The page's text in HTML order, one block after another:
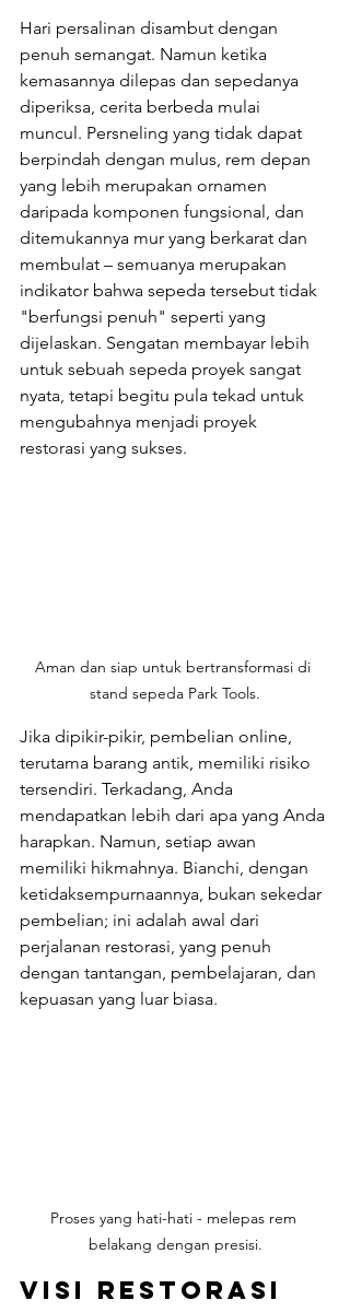
Hari persalinan disambut dengan
penuh semangat. Namun ketika
kemasannya dilepas dan sepedanya
diperiksa, cerita berbeda mulai
muncul. Persneling yang tidak dapat
berpindah dengan mulus, rem depan
yang lebih merupakan ornamen
daripada komponen fungsional, dan
ditemukannya mur yang berkarat dan
membulat – semuanya merupakan
indikator bahwa sepeda tersebut tidak
"berfungsi penuh" seperti yang
dijelaskan. Sengatan membayar lebih
untuk sebuah sepeda proyek sangat
nyata, tetapi begitu pula tekad untuk
mengubahnya menjadi proyek
restorasi yang sukses.
Aman dan siap untuk bertransformasi di
stand sepeda Park Tools.
Jika dipikir-pikir, pembelian online,
terutama barang antik, memiliki risiko
tersendiri. Terkadang, Anda
mendapatkan lebih dari apa yang Anda
harapkan. Namun, setiap awan
memiliki hikmahnya. Bianchi, dengan
ketidaksempurnaannya, bukan sekedar
pembelian; ini adalah awal dari
perjalanan restorasi, yang penuh
dengan tantangan, pembelajaran, dan
kepuasan yang luar biasa.
Proses yang hati-hati - melepas rem
belakang dengan presisi.
Visi Restorasi